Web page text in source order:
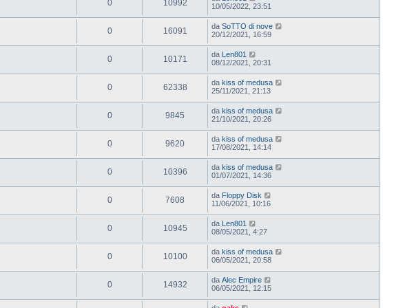
0 10992
10/05/2022, 23:51
0 16091 da SoTTO di nove
20/12/2021, 16:59
0 10171 da Len801
08/12/2021, 20:31
0 62338 da kiss of medusa
25/11/2021, 21:13
0 9845 da kiss of medusa
21/10/2021, 20:26
0 9620 da kiss of medusa
17/08/2021, 14:14
0 10396 da kiss of medusa
01/07/2021, 14:36
0 7608 da Floppy Disk
11/06/2021, 10:16
0 10945 da Len801
08/05/2021, 4:27
0 10100 da kiss of medusa
06/05/2021, 20:58
0 14932 da Alec Empire
06/05/2021, 12:15